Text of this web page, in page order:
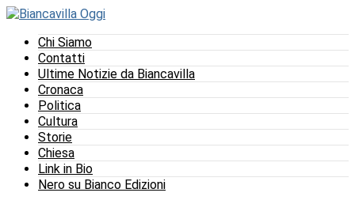
Chi Siamo
Contatti
Ultime Notizie da Biancavilla
Cronaca
Politica
Cultura
Storie
Chiesa
Link in Bio
Nero su Bianco Edizioni